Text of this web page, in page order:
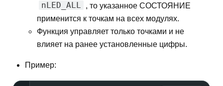
nLED_ALL
, то указанное СОСТОЯНИЕ
применится к точкам на всех модулях.
Функция управляет только точками и не
влияет на ранее установленные цифры.
Пример: